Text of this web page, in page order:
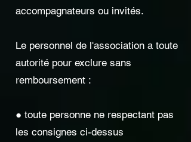
accompagnateurs ou invités.
Le personnel de l'association a toute
autorité pour exclure sans
remboursement :
● toute personne ne respectant pas
les consignes ci-dessus